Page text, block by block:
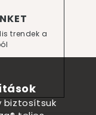
trendek a
biztosítsuk